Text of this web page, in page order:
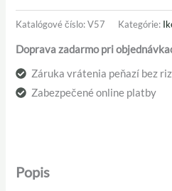
Katalógové číslo:V57 Kategórie:
Doprava zadarmo pri
Záruka vrátenia peňazí bez
Zabezpečené online platby
Popis